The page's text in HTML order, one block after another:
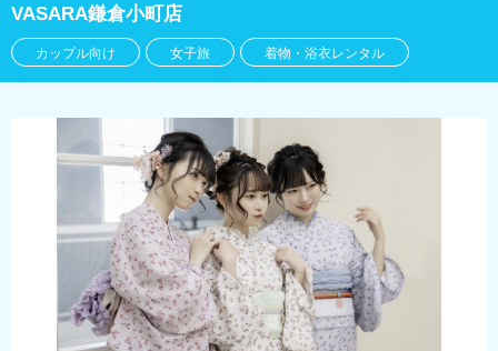
VASARA鎌倉小町店
カップル向け 女子旅 着物・浴衣レンタル